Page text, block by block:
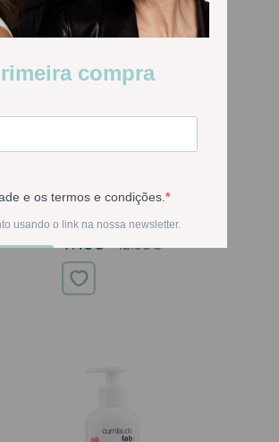
HIGIENE 200ML
Barral
7.48€ 12.95€